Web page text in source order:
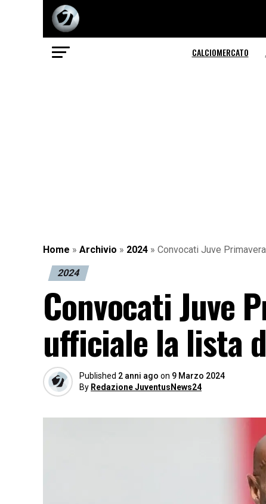
CALCIOMERCATO
Home » Archivio » 2024 » Convocati Juve
2024
Convocati Juve
ufficiale la lista
Published 2 anni ago on 9 Marzo 2024
By Redazione JuventusNews24